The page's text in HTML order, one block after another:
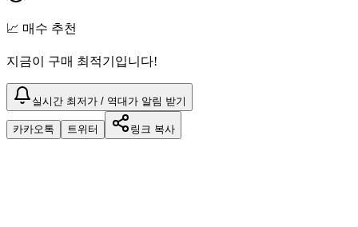
📈 매수 추천
지금이 구매 최적기입니다!
실시간 최저가 / 역대가 알림 받기
카카오톡 트위터 링크 복사